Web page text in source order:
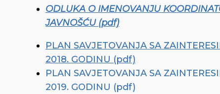
ODLUKA O IMENOVANJU
JAVNOŠĆU (pdf)
PLAN SAVJETOVANJA SA
2018. GODINU (pdf)
PLAN SAVJETOVANJA SA
2019. GODINU (pdf)